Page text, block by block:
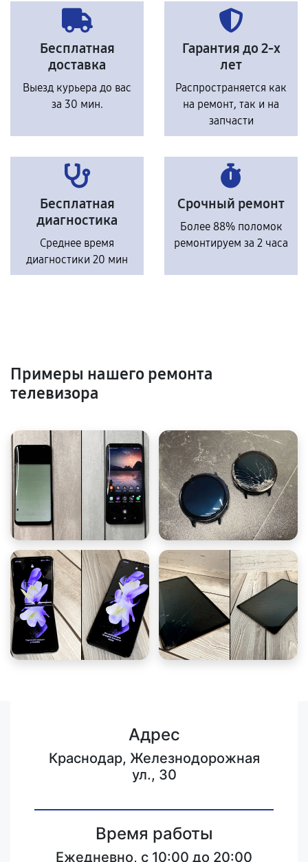
Бесплатная
доставка
Выезд курьера до вас
за 30 мин.
Гарантия до 2-х
лет
Распространяется как
на ремонт, так и на
запчасти
Бесплатная
диагностика
Среднее время
диагностики 20 мин
Срочный ремонт
Более 88% поломок
ремонтируем за 2 часа
Примеры нашего ремонта
телевизора
Адрес
Краснодар, Железнодорожная
ул., 30
Время работы
Ежедневно, с 10:00 до 20:00